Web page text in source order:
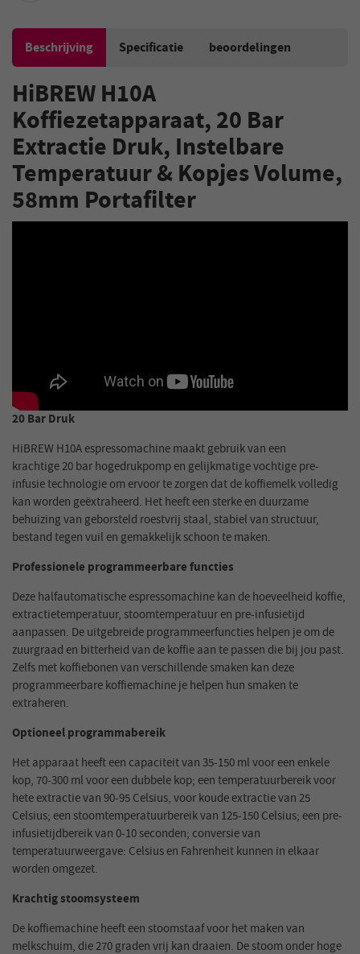
Beschrijving Specificatie beoordelingen
HiBREW H10A
Koffiezetapparaat, 20 Bar
Extractie Druk, Instelbare
Temperatuur & Kopjes Volume,
58mm Portafilter
20 Bar Druk
HiBREW H10A espressomachine maakt gebruik van een
krachtige 20 bar hogedrukpomp en gelijkmatige vochtige pre-
infusie technologie om ervoor te zorgen dat de koffiemelk volledig
kan worden geëxtraheerd. Het heeft een sterke en duurzame
behuizing van geborsteld roestvrij staal, stabiel van structuur,
bestand tegen vuil en gemakkelijk schoon te maken.
Professionele programmeerbare functies
Deze halfautomatische espressomachine kan de hoeveelheid koffie,
extractietemperatuur, stoomtemperatuur en pre-infusietijd
aanpassen. De uitgebreide programmeerfuncties helpen je om de
zuurgraad en bitterheid van de koffie aan te passen die bij jou past.
Zelfs met koffiebonen van verschillende smaken kan deze
programmeerbare koffiemachine je helpen hun smaken te
extraheren.
Optioneel programmabereik
Het apparaat heeft een capaciteit van 35-150 ml voor een enkele
kop, 70-300 ml voor een dubbele kop; een temperatuurbereik voor
hete extractie van 90-95 Celsius, voor koude extractie van 25
Celsius; een stoomtemperatuurbereik van 125-150 Celsius; een pre-
infusietijdbereik van 0-10 seconden; conversie van
temperatuurweergave: Celsius en Fahrenheit kunnen in elkaar
worden omgezet.
Krachtig stoomsysteem
De koffiemachine heeft een stoomstaaf voor het maken van
melkschuim, die 270 graden vrij kan draaien. De stoom onder hoge